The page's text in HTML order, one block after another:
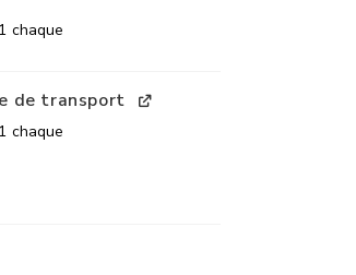
chaque
de transport
chaque